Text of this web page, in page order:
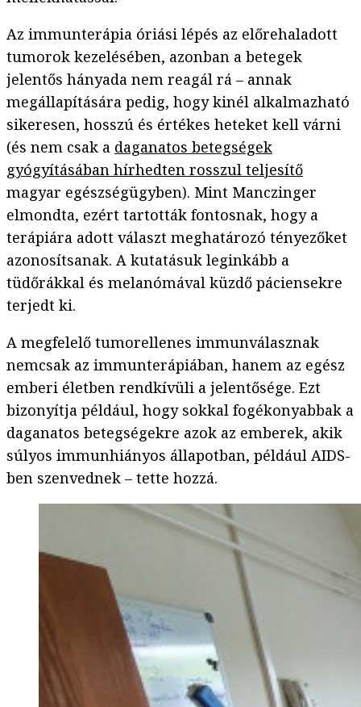
Az immunterápia óriási lépés az előrehaladott
tumorok kezelésében, azonban a betegek
jelentős hányada nem reagál rá – annak
megállapítására pedig, hogy kinél alkalmazható
sikeresen, hosszú és értékes heteket kell várni
(és nem csak a daganatos betegségek
gyógyításában hírhedten rosszul teljesítő
magyar egészségügyben). Mint Manczinger
elmondta, ezért tartották fontosnak, hogy a
terápiára adott választ meghatározó tényezőket
azonosítsanak. A kutatásuk leginkább a
tüdőrákkal és melanómával küzdő páciensekre
terjedt ki.
A megfelelő tumorellenes immunválasznak
nemcsak az immunterápiában, hanem az egész
emberi életben rendkívüli a jelentősége. Ezt
bizonyítja például, hogy sokkal fogékonyabbak a
daganatos betegségekre azok az emberek, akik
súlyos immunhiányos állapotban, például AIDS-
ben szenvednek – tette hozzá.